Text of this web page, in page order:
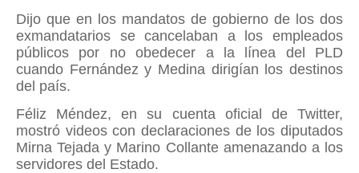
Dijo que en los mandatos de gobierno de los dos
exmandatarios se cancelaban a los empleados
públicos por no obedecer a la línea del PLD
cuando Fernández y Medina dirigían los destinos
del país.
Féliz Méndez, en su cuenta oficial de Twitter,
mostró videos con declaraciones de los diputados
Mirna Tejada y Marino Collante amenazando a los
servidores del Estado.